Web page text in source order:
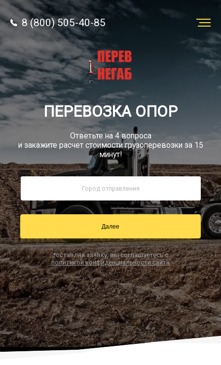
8 (800) 505-40-85
Звонок по России бесплатно
sale@simtruck-negabarit.ru
Заказать звонок
Заказать
перевозку
Грузы
8 (800) 505-40-85
ПЕРЕВОЗКА ОПОР
Ответьте на 4 вопроса
и закажите расчет стоимости грузоперевозки за 15
минут!
Далее
*оставляя заявку, вы соглашаетесь с
политикой конфиденциальности сайта